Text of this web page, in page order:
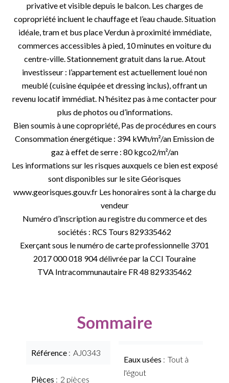
privative et visible depuis le balcon. Les charges de
copropriété incluent le chauffage et l’eau chaude. Situation
idéale, tram et bus place Verdun à proximité immédiate,
commerces accessibles à pied, 10 minutes en voiture du
centre-ville. Stationnement gratuit dans la rue. Atout
investisseur : l’appartement est actuellement loué non
meublé (cuisine équipée et dressing inclus), offrant un
revenu locatif immédiat. N’hésitez pas à me contacter pour
plus de photos ou d’informations.
Bien soumis à une copropriété, Pas de procédures en cours
Consommation énergétique : 394 kWh/m²/an Emission de
gaz à effet de serre : 80 kgco2/m²/an
Les informations sur les risques auxquels ce bien est exposé
sont disponibles sur le site Géorisques
www.georisques.gouv.fr Les honoraires sont à la charge du
vendeur
Numéro d’inscription au registre du commerce et des
sociétés : RCS Tours 829335462
Exerçant sous le numéro de carte professionnelle 3701
2017 000 018 904 délivrée par la CCI Touraine
TVA Intracommunautaire FR 48 829335462
Sommaire
Référence AJ0343
Pièces 2 pièces
Eaux usées
Tout à
l'égout